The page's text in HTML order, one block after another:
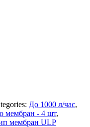
До 1000 л/час,
мембран - 4 шт,
мембран ULP